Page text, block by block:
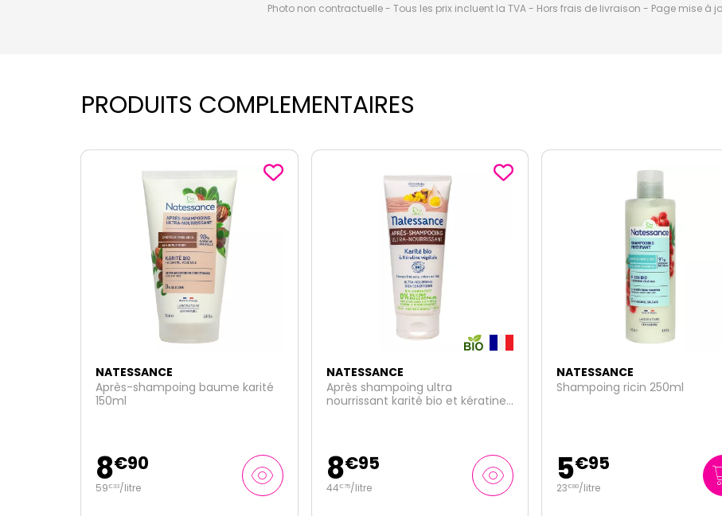
Photo non contractuelle - Tous les prix incluent la TVA - Hors frais de livraison - Page mise à
PRODUITS COMPLEMENTAIRES
NATESSANCE
Après shampoing ultra
nourrissant karité bio et kératine
8€95
44€75/litre
NATESSANCE
Shampoing ricin 250ml
5€95
23€80/litre
NATESSANCE
Après shampoing extra doux
8€95
44€75/litre